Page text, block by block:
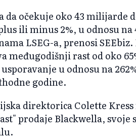
da očekuje oko 43 milijarde
ili minus 2%, u odnosu
LSEG-a, prenosi
međugodišnji rast od oko
u odnosu na
godine.
direktorica Colette
prodaje Blackwella, svoje